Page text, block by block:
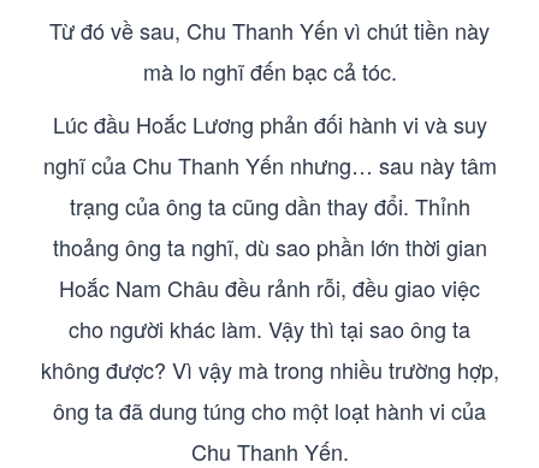
Từ đó về sau, Chu Thanh Yến vì chút tiền này
mà lo nghĩ đến bạc cả tóc.
Lúc đầu Hoắc Lương phản đối hành vi và suy
nghĩ của Chu Thanh Yến nhưng… sau này tâm
trạng của ông ta cũng dần thay đổi. Thỉnh
thoảng ông ta nghĩ, dù sao phần lớn thời gian
Hoắc Nam Châu đều rảnh rỗi, đều giao việc
cho người khác làm. Vậy thì tại sao ông ta
không được? Vì vậy mà trong nhiều trường hợp,
ông ta đã dung túng cho một loạt hành vi của
Chu Thanh Yến.